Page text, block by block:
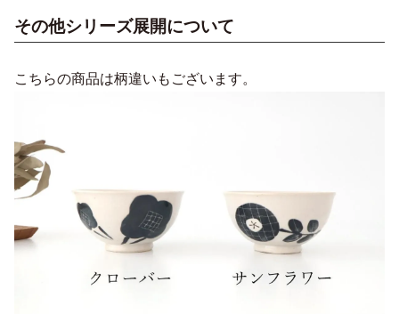
その他シリーズ展開について
こちらの商品は柄違いもございます。